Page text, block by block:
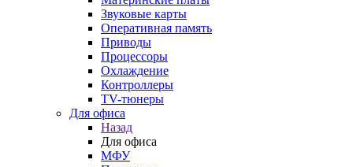
Звуковые карты
Оперативная память
Приводы
Процессоры
Охлаждение
Контроллеры
TV-тюнеры
Для офиса
Назад
Для офиса
МФУ